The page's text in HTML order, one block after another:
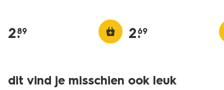
2.
89 2.
69
dit vind je misschien ook leuk
laag geprijsd